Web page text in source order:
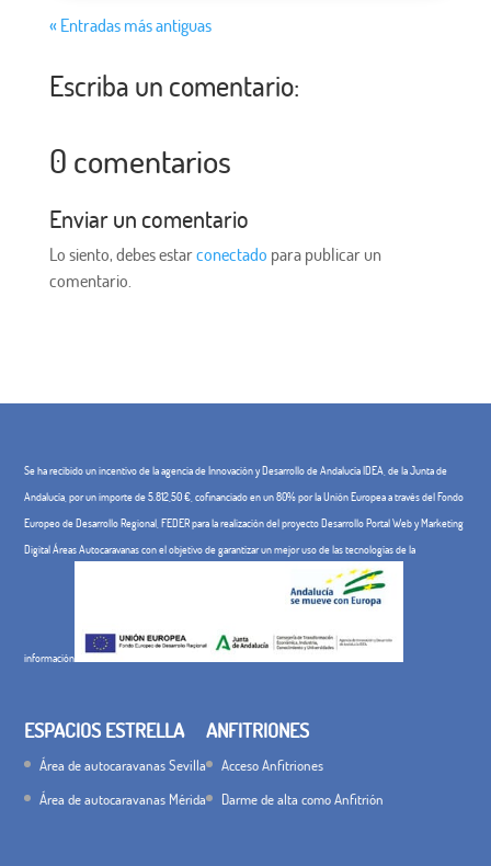
« Entradas más antiguas
Escriba un comentario:
0 comentarios
Enviar un comentario
Lo siento, debes estarconectado para publicar un
comentario.
Se ha recibido un incentivo de la agencia de Innovación y Desarrollo de Andalucía IDEA, de la Junta de
Andalucía, por un importe de 5.812,50 €, cofinanciado en un 80% por la Unión Europea a través del Fondo
Europeo de Desarrollo Regional, FEDER para la realización del proyecto Desarrollo Portal Web y Marketing
Digital Áreas Autocaravanas con el objetivo de garantizar un mejor uso de las tecnologías de la
información
ESPACIOS ESTRELLA
Área de autocaravanas Sevilla
Área de autocaravanas Mérida
ANFITRIONES
Acceso Anfitriones
Darme de alta como Anfitrión